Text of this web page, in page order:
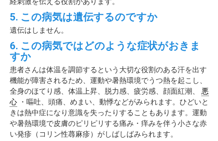
5. この病気は遺伝するのですか
遺伝はしません。
6. この病気ではどのような症状がおきま
すか
患者さんは体温を調節するという大切な役割のある汗を出す
機能が障害されるため、運動や暑熱環境でうつ熱を起こし、
全身のほてり感、体温上昇、脱力感、疲労感、顔面紅潮、 悪
心 ・嘔吐、頭痛、めまい、動悸などがみられます。ひどいと
きは熱中症になり意識を失ったりすることもあります。運動
や暑熱環境で皮膚のピリピリする痛み・痒みを伴う小さな赤
い発疹（コリン性蕁麻疹）がしばしばみられます。